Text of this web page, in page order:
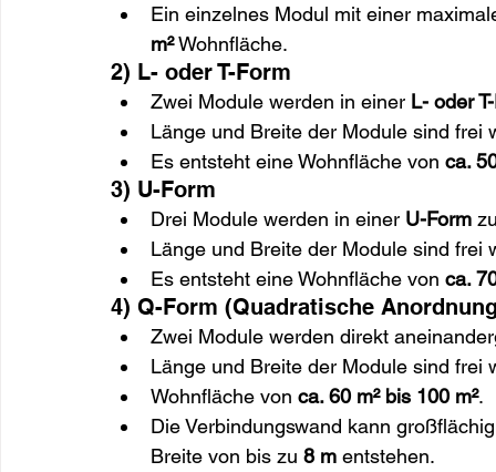
Ein einzelnes Modul mit einer
m² Wohnfläche.
2) L- oder T-Form
Zwei Module werden in einer L- oder
Länge und Breite der Module sind frei
Es entsteht eine Wohnfläche von ca.
3) U-Form
Drei Module werden in einer U-Form
Länge und Breite der Module sind frei
Es entsteht eine Wohnfläche von ca.
4) Q-Form (Quadratische
Zwei Module werden direkt
Länge und Breite der Module sind frei
Wohnfläche von ca. 60 m² bis 100 m².
Die Verbindungswand kann
Breite von bis zu 8 m entstehen.